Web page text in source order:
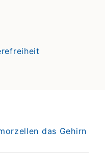
das Gehirn